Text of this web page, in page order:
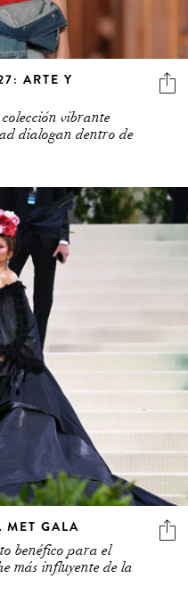
ARTE Y
vibrante
dialogan dentro de
MET GALA
benéfico para el
más influyente de la